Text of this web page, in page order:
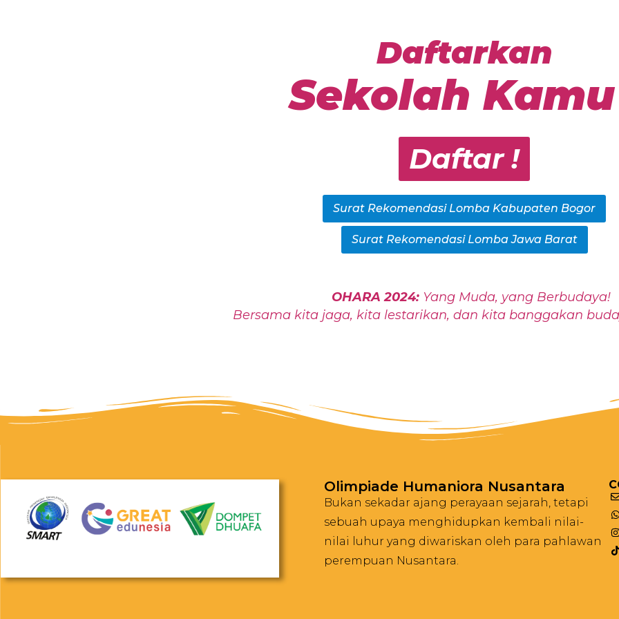
Daftarkan
Sekolah
Daftar !
Surat Rekomendasi Lomba Kabupaten Bogor
Surat Rekomendasi Lomba Jawa Barat
OHARA 2024: Yang Muda, yang Berbudaya!
Bersama kita jaga, kita lestarikan, dan kita banggakan
Olimpiade Humaniora Nusantara
Bukan sekadar ajang perayaan sejarah, tetapi
sebuah upaya menghidupkan kembali nilai-
nilai luhur yang diwariskan oleh para pahlawan
perempuan Nusantara.